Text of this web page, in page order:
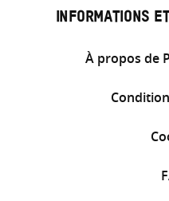
INFORMATIONS
À propos de